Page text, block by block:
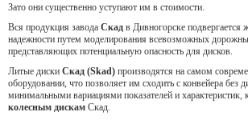
Зато они существенно уступают им в стоимости.
Вся продукция завода Скад в Дивногорске
надежности путем моделирования всевозможных
представляющих потенциальную опасность для дисков.
Литые диски Скад (Skad) производятся на самом
оборудовании, что позволяет им сходить с конвейера без
минимальными вариациями показателей и
колесным дискам Скад.